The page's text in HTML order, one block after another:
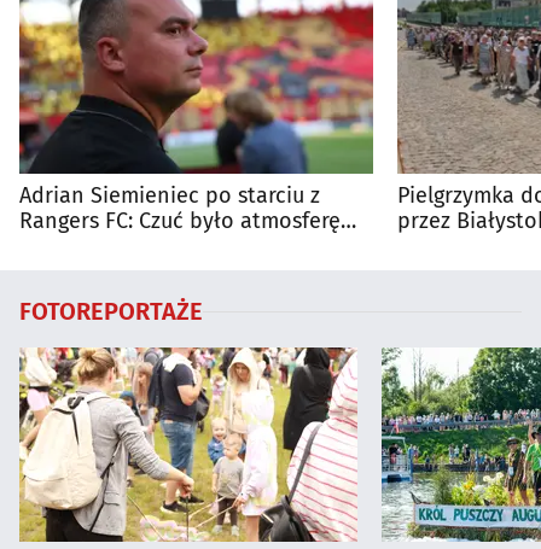
Adrian Siemieniec po starciu z
Rangers FC: Czuć było atmosferę
Pielgrzymka
przez
FOTOREPORTAŻE